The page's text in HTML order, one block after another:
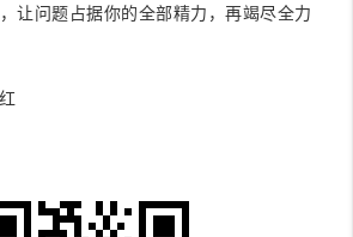
让问题占据你的全部精力，再竭尽全力